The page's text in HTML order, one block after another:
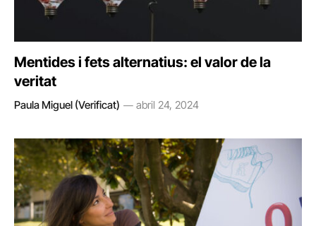
Mentides i fets alternatius: el valor de la
veritat
Paula Miguel (Verificat) abril 24, 2024